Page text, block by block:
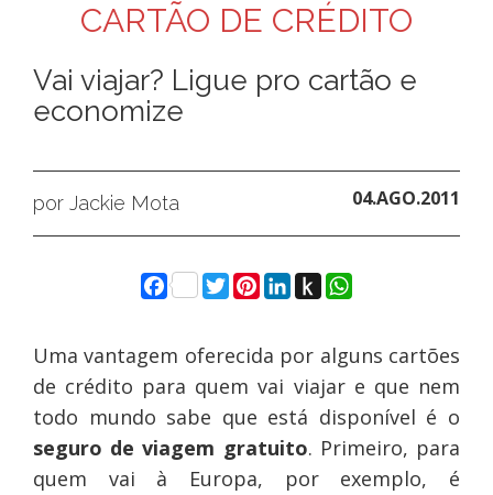
CARTÃO DE CRÉDITO
Vai viajar? Ligue pro cartão e
economize
por Jackie Mota 04.AGO.2011
Facebook
Twitter
Pinterest
LinkedIn
Push
to
WhatsApp
Uma vantagem oferecida por alguns cartões
de crédito para quem vai viajar e que nem
todo mundo sabe que está disponível é o
seguro de viagem gratuito. Primeiro, para
quem vai à Europa, por exemplo, é